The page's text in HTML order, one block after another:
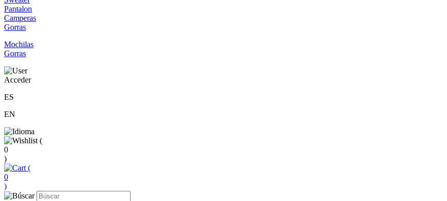
Pantalon
Camperas
Gorras
Mochilas
Gorras
Acceder
ES
EN
(
0
)
(
0
)